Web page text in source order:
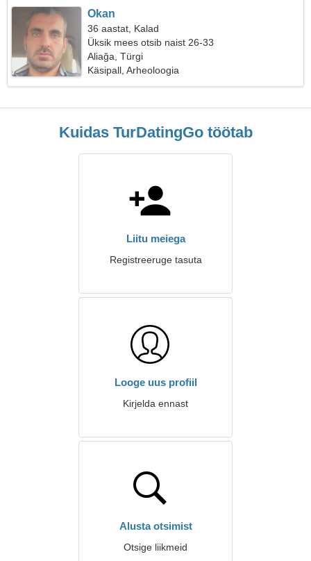
Okan
36 aastat, Kalad
Üksik mees otsib naist 26-33
Aliağa, Türgi
Käsipall, Arheoloogia
Kuidas TurDatingGo töötab
Liitu meiega
Registreeruge tasuta
Looge uus profiil
Kirjelda ennast
Alusta otsimist
Otsige liikmeid